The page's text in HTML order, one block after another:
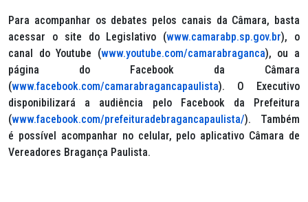
Para acompanhar os debates pelos canais da Câmara, basta
acessar o site do Legislativo (www.camarabp.sp.gov.br), o
canal do Youtube (www.youtube.com/camarabraganca), ou a
página do Facebook da Câmara
(www.facebook.com/camarabragancapaulista). O Executivo
disponibilizará a audiência pelo Facebook da Prefeitura
(www.facebook.com/prefeituradebragancapaulista/). Também
é possível acompanhar no celular, pelo aplicativo Câmara de
Vereadores Bragança Paulista.